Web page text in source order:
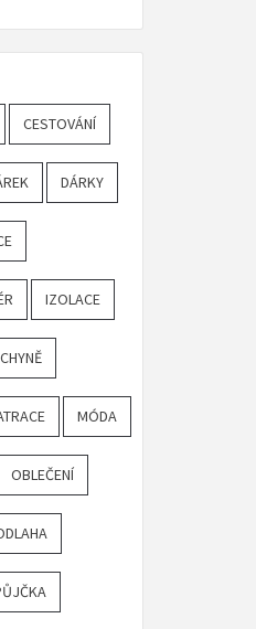
CESTOVÁNÍ
DÁRKY
IZOLACE
MÓDA
OBLEČENÍ